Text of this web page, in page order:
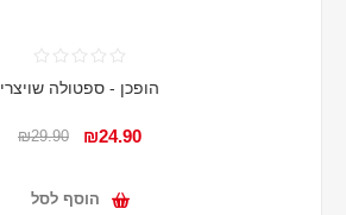
הופכן - ספטולה שויצרי
₪24.90
₪29.90
הוסף לסל